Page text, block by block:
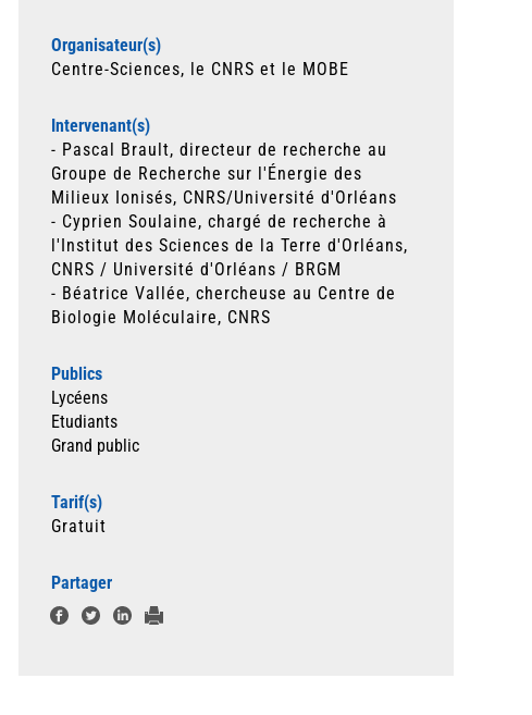
Organisateur(s)
Centre-Sciences, le CNRS et le MOBE
Intervenant(s)
- Pascal Brault, directeur de recherche au
Groupe de Recherche sur l'Énergie des
Milieux Ionisés, CNRS/Université d'Orléans
- Cyprien Soulaine, chargé de recherche à
l'Institut des Sciences de la Terre d'Orléans,
CNRS / Université d'Orléans / BRGM
- Béatrice Vallée, chercheuse au Centre de
Biologie Moléculaire, CNRS
Publics
Lycéens
Etudiants
Grand public
Tarif(s)
Gratuit
Partager